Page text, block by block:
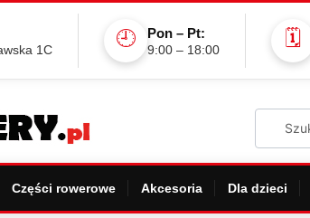
1C 🕘 Pon – Pt:
9:00 – 18:00 🗓
Części rowerowe Akcesoria Dla dzieci